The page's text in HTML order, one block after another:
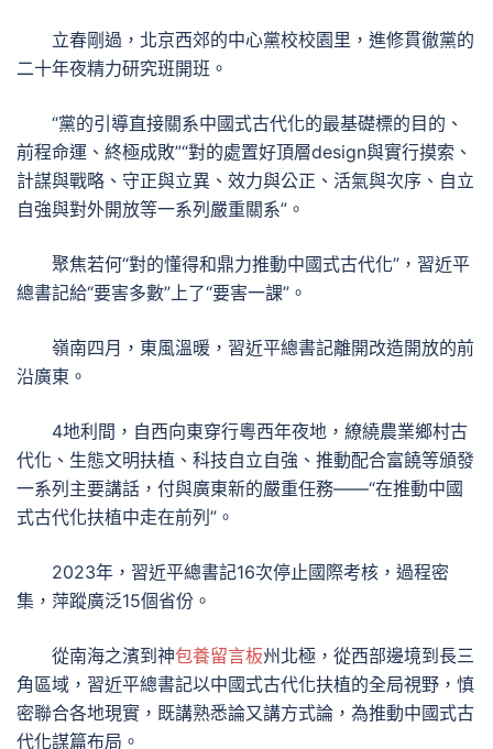
立春剛過，北京西郊的中心黨校校園里，進修貫徹黨的
二十年夜精力研究班開班。
“黨的引導直接關系中國式古代化的最基礎標的目的、
前程命運、終極成敗”“對的處置好頂層design與實行摸索、
計謀與戰略、守正與立異、效力與公正、活氣與次序、自立
自強與對外開放等一系列嚴重關系”。
聚焦若何“對的懂得和鼎力推動中國式古代化”，習近平
總書記給“要害多數”上了“要害一課”。
嶺南四月，東風溫暖，習近平總書記離開改造開放的前
沿廣東。
4地利間，自西向東穿行粵西年夜地，繚繞農業鄉村古
代化、生態文明扶植、科技自立自強、推動配合富饒等頒發
一系列主要講話，付與廣東新的嚴重任務——“在推動中國
式古代化扶植中走在前列”。
2023年，習近平總書記16次停止國際考核，過程密
集，萍蹤廣泛15個省份。
從南海之濱到神包養留言板州北極，從西部邊境到長三
角區域，習近平總書記以中國式古代化扶植的全局視野，慎
密聯合各地現實，既講熟悉論又講方式論，為推動中國式古
代化謀篇布局。